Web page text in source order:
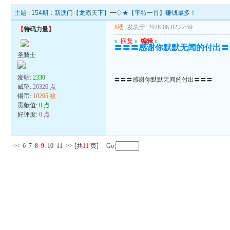
主题 : 154期：新澳门【龙霸天下】━◇★【平特一肖】赚钱最多！
【特码力量】
圣骑士
发帖:2330
威望:20326 点
铜币: 10295 枚
贡献值:0 点
好评度:0 点
8楼 发表于: 2026-06-02 22:59
u 回复 u 编辑 u
〓〓〓感谢你默默无闻的付出
〓〓〓感谢你默默无闻的付出〓〓〓
<< 6 7 8 9 10 11 >> [共11 页] Go